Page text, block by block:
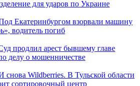
для ударов по Украине
Екатеринбургом взорвали машину
водитель погиб
продлил арест бывшему главе
делу о мошенничестве
снова Wildberries. В Тульской области
сортировочный центр